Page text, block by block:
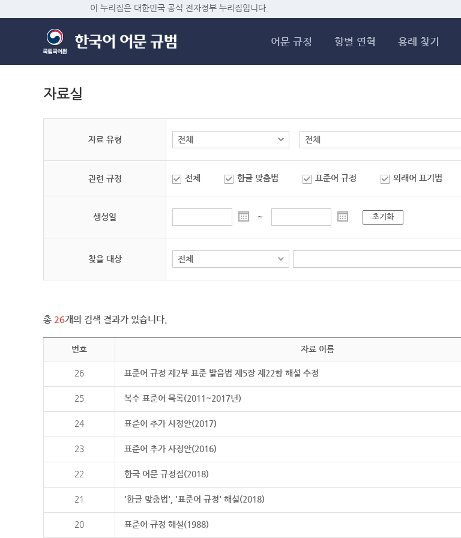
이 누리집은 대한민국 공식 전자정부 누리집입니다.
어문 규정 항별 연혁 용례 찾기
자료실
자료 유형
관련 규정 전체 한글 맞춤법 표준어 규정 외래어 표기법
생성일 ~ 초기화
찾을 대상
총 26개의 검색 결과가 있습니다.
번호 자료 이름
26 표준어 규정 제2부 표준 발음법 제5장 제22항 해설 수정
25 복수 표준어 목록(2011~2017년)
24 표준어 추가 사정안(2017)
23 표준어 추가 사정안(2016)
22 한국 어문 규정집(2018)
21 '한글 맞춤법', '표준어 규정' 해설(2018)
20 표준어 규정 해설(1988)